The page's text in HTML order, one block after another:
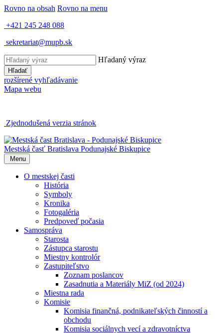
Rovno na obsah Rovno na menu
+421 245 248 088
sekretariat@mupb.sk
Hľadaný výraz
Hľadať
rozšírené vyhľadávanie
Mapa webu
Zjednodušená verzia stránok
Mestská časť Bratislava Podunajské Biskupice
Menu
O mestskej časti
História
Symboly
Kronika
Fotogaléria
Predpoveď počasia
Samospráva
Starosta
Zástupca starostu
Miestny kontrolór
Zastupiteľstvo
Zoznam poslancov
Zasadnutia a Materiály MiZ (od 2024)
Miestna rada
Komisie
Komisia finančná, podnikateľských činností a
obchodu
Komisia sociálnych vecí a zdravotníctva